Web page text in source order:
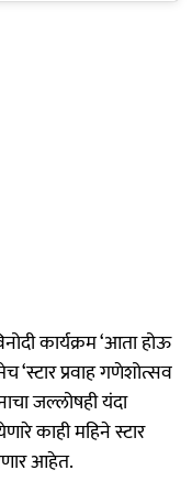
कार्यक्रम ‘आता होऊ
‘स्टार प्रवाह गणेशोत्सव
जल्लोषही यंदा
काही महिने स्टार
आहेत.